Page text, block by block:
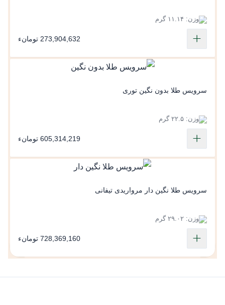
وزن: ۱۱.۱۴ گرم
273,904,632 تومانء
سرویس طلا بدون نگین توری
وزن: ۲۲.۵ گرم
605,314,219 تومانء
سرویس طلا نگین دار مرواریدی تیفانی
وزن: ۲۹.۰۲ گرم
728,369,160 تومانء